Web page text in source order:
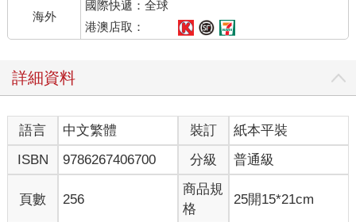
海外
國際快遞：全球
港澳店取：
詳細資料
語言 中文繁體 裝訂
紙本平裝
ISBN
9786267406700 分級 普通級
頁數 256
商品規
格
25開15*21cm